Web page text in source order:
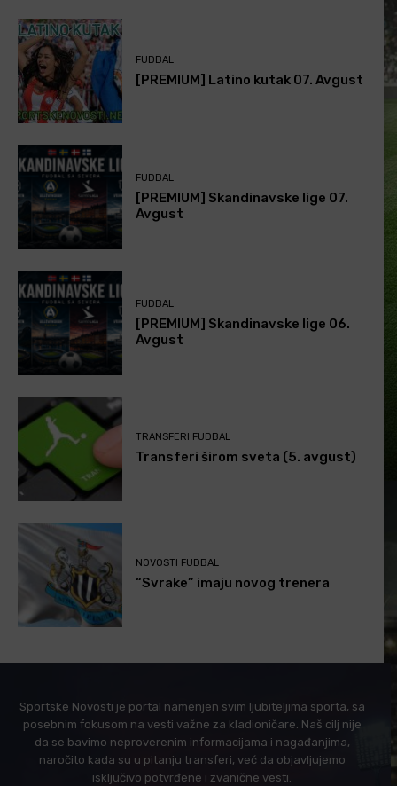
FUDBAL
[PREMIUM] Latino kutak 07. Avgust
FUDBAL
[PREMIUM] Skandinavske lige 07.
Avgust
FUDBAL
[PREMIUM] Skandinavske lige 06.
Avgust
TRANSFERI FUDBAL
Transferi širom sveta (5. avgust)
NOVOSTI FUDBAL
“Svrake” imaju novog trenera
Sportske Novosti je portal namenjen svim ljubiteljima sporta, sa
posebnim fokusom na vesti važne za kladioničare. Naš cilj nije
da se bavimo neproverenim informacijama i nagađanjima,
naročito kada su u pitanju transferi, već da objavljujemo
isključivo potvrđene i zvanične vesti.